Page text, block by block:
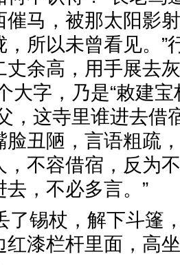
催马，被那太阳影
，所以未曾看见。”
丈余高，用手展去
大字，乃是“敕建
，这寺里谁进去借
脸丑陋，言语粗疏
不容借宿，反为
去，不必多言
了锡杖，解下斗篷
红漆栏杆里面，高